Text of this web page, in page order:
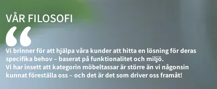
VÅR FILOSOFI
Vi brinner för att hjälpa våra kunder att hitta en lösning för deras
specifika behov – baserat på funktionalitet och miljö.
Vi har insett att kategorin möbeltassar är större än vi någonsin
kunnat föreställa oss – och det är det som driver oss framåt!